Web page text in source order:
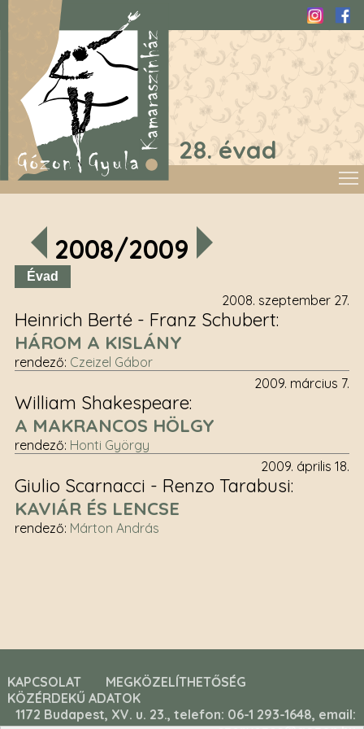
28. évad
2008/2009
Évad
2008. szeptember 27.
Heinrich Berté - Franz Schubert
HÁROM A KISLÁNY
rendező: Czeizel Gábor
2009. március 7.
William Shakespeare
A MAKRANCOS HÖLGY
rendező: Honti György
2009. április 18.
Giulio Scarnacci - Renzo Tarabusi
KAVIÁR ÉS LENCSE
rendező: Márton András
KAPCSOLAT
MEGKÖZELÍTHETŐSÉG
KÖZÉRDEKŰ ADATOK
1172 Budapest, XV. u. 23., telefon: 06-1 293-1648, email: